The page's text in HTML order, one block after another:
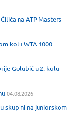
na ATP Masters
kolu WTA 1000
Golubić u 2. kolu
04.08.2026
skupini na juniorskom